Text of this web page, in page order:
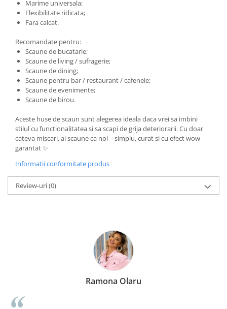
Marime universala;
Flexibilitate ridicata;
Fara calcat.
Recomandate pentru:
Scaune de bucatarie;
Scaune de living / sufragerie;
Scaune de dining;
Scaune pentru bar / restaurant / cafenele;
Scaune de evenimente;
Scaune de birou.
Aceste huse de scaun sunt alegerea ideala daca vrei sa imbini
stilul cu functionalitatea si sa scapi de grija deteriorarii. Cu doar
cateva miscari, ai scaune ca noi – simplu, curat si cu efect wow
garantat ✨
Informatii conformitate produs
Review-uri(0)
Ramona Olaru